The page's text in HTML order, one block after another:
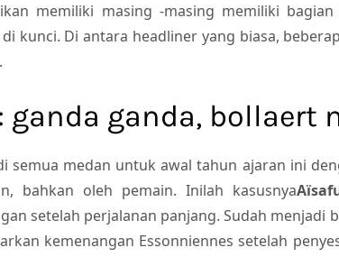
memiliki masing -masing memiliki
di kunci. Di antara headliner yang biasa,
ganda ganda, bollaert
semua medan untuk awal tahun ajaran ini
bahkan oleh pemain. Inilah kasusnya
setelah perjalanan panjang. Sudah menjadi
kemenangan Essonniennes setelah